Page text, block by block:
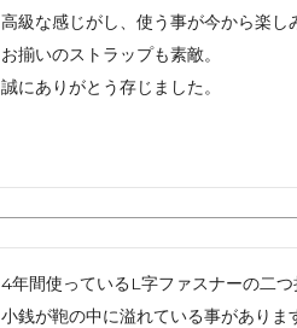
高級な感じがし、使う事が今から楽し
お揃いのストラップも素敵。
誠にありがとう存じました。
4年間使っているL字ファスナーの二
小銭が鞄の中に溢れている事がありま